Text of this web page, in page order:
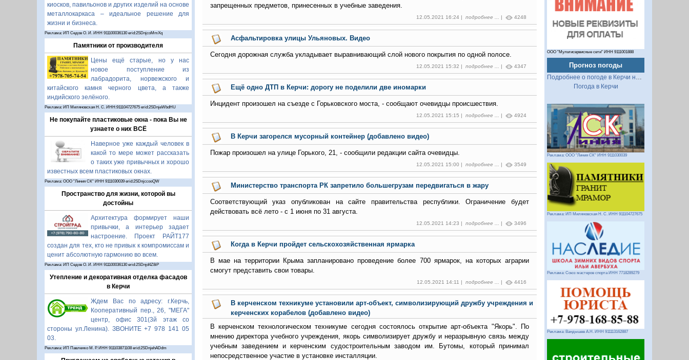
киосков, павильонов и других изделий на основе
металлокаркаса – идеальное решение для
жизни и бизнеса.
Реклама: ИП Седов О. И. ИНН 911100036130 erid:2SDnjcoMmXq
Памятники от производителя
Цены ещё старые, но у нас
новое поступление из
лабрадорита, норвежского и
китайского камня черного цвета, а также
индийского зелёного.
Реклама: ИП Миляновская Н. С. ИНН:911104727675 erid:2SDnjeWbdHU
Не покупайте пластиковые окна - пока Вы не
узнаете о них ВСЁ
Наверное уже каждый человек в
какой то мере может рассказать
о таких уже привычных и хорошо
известных всем пластиковых окнах.
Реклама: ООО "Линия СК" ИНН 9111030039 erid:2SDnjccooQW
Пространство для жизни, которой вы
достойны
Архитектура формирует наши
привычки, а интерьер задает
настроение. Проект РАЙТ177
создан для тех, кто не привык к компромиссам и
ценит абсолютную гармонию во всем.
Реклама: ИП Седов О. И. ИНН 911100036130 erid:2SDnjd4Z8iP
Утепление и декоративная отделка фасадов
в Керчи
Ждем Вас по адресу: г.Керчь,
Кооперативный пер., 26, "МЕГА"
центр, офис 301(3й этаж со
стороны ул.Ленина). ЗВОНИТЕ +7 978 141 05
03.
Реклама: ИП Павленко М. Р. ИНН 911103871108 erid:2SDnjehADdm
запрещенных предметов, принесенных в учебные заведения.
12.05.2021 16:24 | подробнее ... | 4248
Асфальтировка улицы Ульяновых. Видео
Сегодня дорожная служба укладывает выравнивающий слой нового покрытия по одной полосе.
12.05.2021 15:32 | подробнее ... | 4347
Ещё одно ДТП в Керчи: дорогу не поделили две иномарки
Инцидент произошел на съезде с Горьковского моста, - сообщают очевидцы происшествия.
12.05.2021 15:15 | подробнее ... | 4924
В Керчи загорелся мусорный контейнер (добавлено видео)
Пожар произошел на улице Горького, 21, - сообщили редакции сайта очевидцы.
12.05.2021 15:00 | подробнее ... | 3549
Министерство транспорта РК запретило большегрузам передвигаться в жару
Соответствующий указ опубликован на сайте правительства республики. Ограничение будет
действовать всё лето - с 1 июня по 31 августа.
12.05.2021 14:23 | подробнее ... | 3496
Когда в Керчи пройдет сельскохозяйственная ярмарка
В мае на территории Крыма запланировано проведение более 700 ярмарок, на которых аграрии
смогут представить свои товары.
12.05.2021 14:11 | подробнее ... | 4416
В керченском техникуме установили арт-объект, символизирующий дружбу учреждения и
керченских корабелов (добавлено видео)
В керченском технологическом техникуме сегодня состоялось открытие арт-объекта "Якорь". По
мнению директора учебного учреждения, якорь символизирует дружбу и неразрывную связь между
учебным заведением и керченским судостроительным заводом им. Бутомы, который принимал
непосредственное участие в установке инсталляции.
ООО "Мультисервисные сети" ИНН 9111001888
Прогноз погоды
Подробнее о погоде в Керчи на 2 недели
Погода в Керчи
Реклама: ООО "Линия СК" ИНН 9111030039
Реклама: ИП Миляновская Н. С. ИНН 911104727675
Реклама: Союз мастеров спорта ИНН 7718289279
Реклама: Вандышев А.Н. ИНН 911113162887